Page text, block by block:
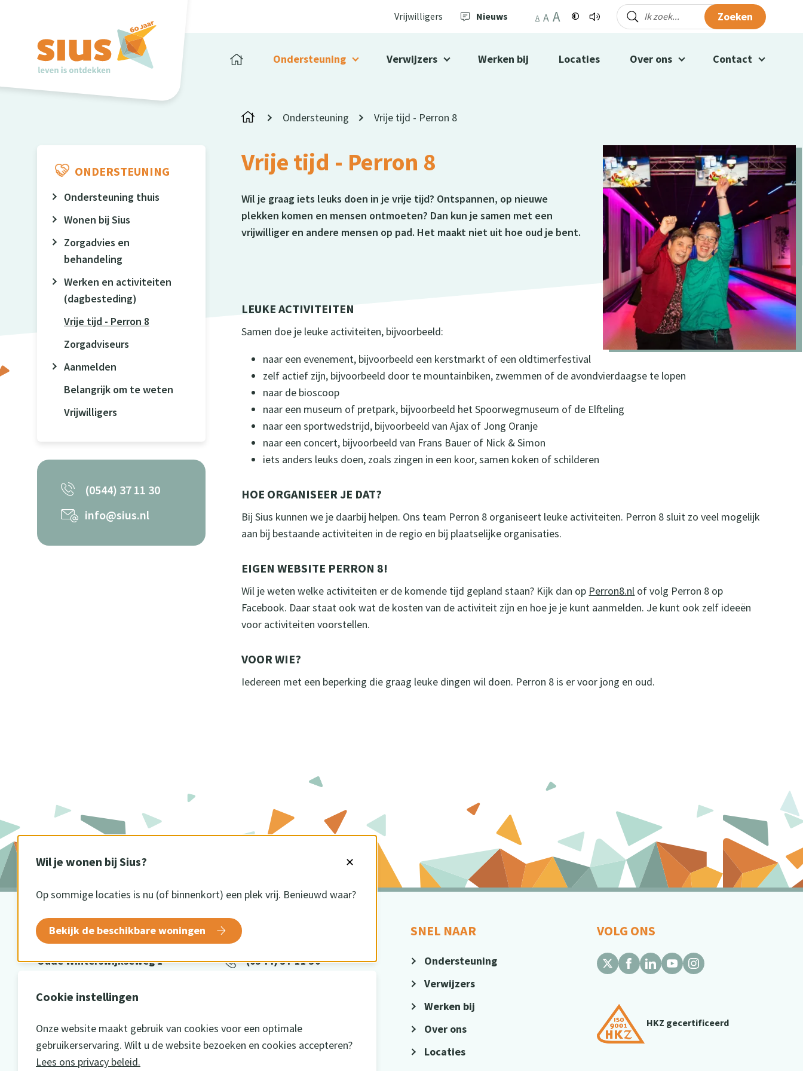
Wil je wonen bij Sius? ✕
Op sommige locaties is nu (of binnenkort) een plek vrij. Benieuwd waar?
Bekijk de beschikbare woningen
Cookie instellingen
Onze website maakt gebruik van cookies voor een optimale
gebruikerservaring. Wilt u de website bezoeken en cookies accepteren?
Lees ons privacy beleid.
Vrijwilligers Nieuws A A A Zoeken
Ondersteuning Verwijzers Werken bij Locaties Over ons Contact
ONDERSTEUNING
Ondersteuning thuis
Wonen bij Sius
Zorgadvies en
behandeling
Werken en activiteiten
(dagbesteding)
Vrije tijd - Perron 8
Zorgadviseurs
Aanmelden
Belangrijk om te weten
Vrijwilligers
(0544) 37 11 30
info@sius.nl
Ondersteuning Vrije tijd - Perron 8
Vrije tijd - Perron 8
Wil je graag iets leuks doen in je vrije tijd? Ontspannen, op nieuwe
plekken komen en mensen ontmoeten? Dan kun je samen met een
vrijwilliger en andere mensen op pad. Het maakt niet uit hoe oud je bent.
LEUKE ACTIVITEITEN
Samen doe je leuke activiteiten, bijvoorbeeld:
naar een evenement, bijvoorbeeld een kerstmarkt of een oldtimerfestival
zelf actief zijn, bijvoorbeeld door te mountainbiken, zwemmen of de avondvierdaagse te lopen
naar de bioscoop
naar een museum of pretpark, bijvoorbeeld het Spoorwegmuseum of de Elfteling
naar een sportwedstrijd, bijvoorbeeld van Ajax of Jong Oranje
naar een concert, bijvoorbeeld van Frans Bauer of Nick & Simon
iets anders leuks doen, zoals zingen in een koor, samen koken of schilderen
HOE ORGANISEER JE DAT?
Bij Sius kunnen we je daarbij helpen. Ons team Perron 8 organiseert leuke activiteiten. Perron 8 sluit zo veel mogelijk
aan bij bestaande activiteiten in de regio en bij plaatselijke organisaties.
EIGEN WEBSITE PERRON 8!
Wil je weten welke activiteiten er de komende tijd gepland staan? Kijk dan op Perron8.nl of volg Perron 8 op
Facebook. Daar staat ook wat de kosten van de activiteit zijn en hoe je je kunt aanmelden. Je kunt ook zelf ideeën
voor activiteiten voorstellen.
VOOR WIE?
Iedereen met een beperking die graag leuke dingen wil doen. Perron 8 is er voor jong en oud.
BEZOEKADRES
Oude Winterswijkseweg 1
CONTACT
(0544) 37 11 30
SNEL NAAR
Ondersteuning
Verwijzers
Werken bij
Over ons
Locaties
VOLG ONS
HKZ gecertificeerd